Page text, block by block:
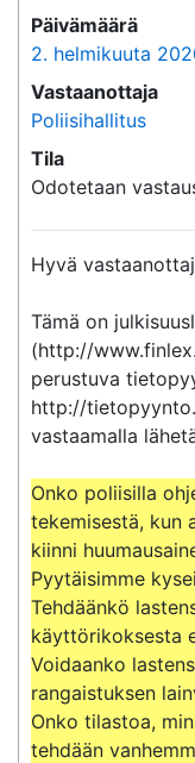
Päivämäärä
2. helmikuuta
Vastaanottaja
Poliisihallitus
Tila
Odotetaan
Hyvä
Tämä on
(http://
perustuva
http://
vastaamalla
Onko poliisilla
tekemisestä, kun
kiinni
Pyytäisimme
Tehdäänkö
käyttörikoksesta
Voidaanko
rangaistuksen
Onko tilastoa,
tehdään